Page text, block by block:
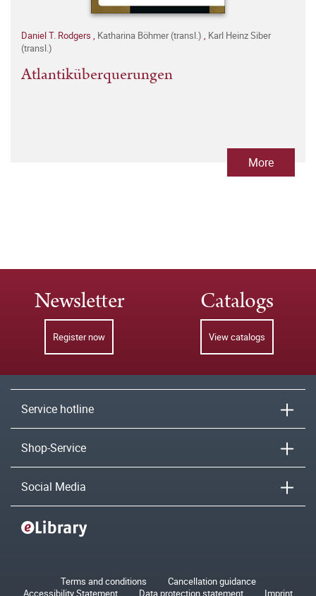
Daniel T. Rodgers , Katharina Böhmer (transl.) , Karl Heinz Siber
(transl.)
Atlantiküberquerungen
More
Newsletter
Register now
Catalogs
View catalogs
Service hotline
Shop-Service
Social Media
Terms and conditions
Cancellation guidance
Accessibility Statement
Data protection statement Imprint